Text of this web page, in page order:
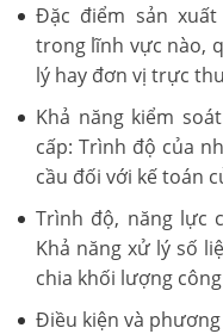
Đặc điểm sản
trong lĩnh vực nào,
lý hay đơn vị trực
Khả năng kiểm
cấp: Trình độ của
cầu đối với kế toán
Trình độ, năng lực
Khả năng xử lý số
chia khối lượng
Điều kiện và